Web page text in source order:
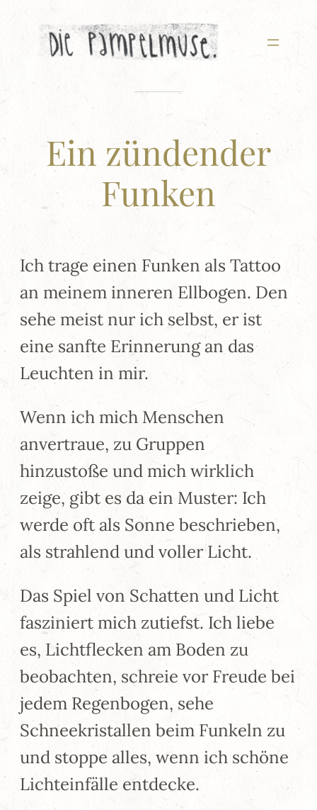
Zum
Inhalt
Ein zündender
Funken
Ich trage einen Funken als Tattoo
an meinem inneren Ellbogen. Den
sehe meist nur ich selbst, er ist
eine sanfte Erinnerung an das
Leuchten in mir.
Wenn ich mich Menschen
anvertraue, zu Gruppen
hinzustoße und mich wirklich
zeige, gibt es da ein Muster: Ich
werde oft als Sonne beschrieben,
als strahlend und voller Licht.
Das Spiel von Schatten und Licht
fasziniert mich zutiefst. Ich liebe
es, Lichtflecken am Boden zu
beobachten, schreie vor Freude bei
jedem Regenbogen, sehe
Schneekristallen beim Funkeln zu
und stoppe alles, wenn ich schöne
Lichteinfälle entdecke.